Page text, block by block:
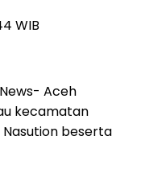
WIB
Aceh
kecamatan
Nasution beserta